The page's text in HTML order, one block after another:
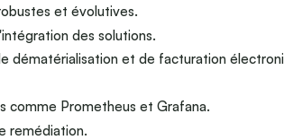
et évolutives.
des solutions.
dématérialisation et de facturation
comme Prometheus et Grafana.
remédiation.